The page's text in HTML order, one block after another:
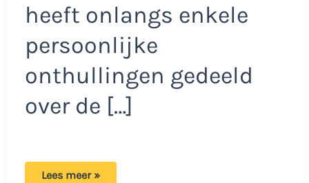
heeft onlangs enkele
persoonlijke
onthullingen gedeeld
over de […]
Urk-
Lees meer »